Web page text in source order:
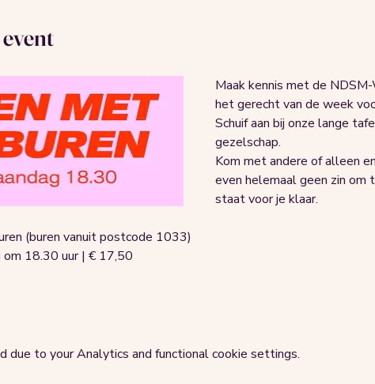
Maak kennis met de
het gerecht van de week
Schuif aan bij onze lange
gezelschap.
Kom met andere of alleen
even helemaal geen zin
staat voor je klaar.
(buren vanuit postcode 1033)
om 18.30 uur | € 17,50
due to your Analytics and functional cookie settings.